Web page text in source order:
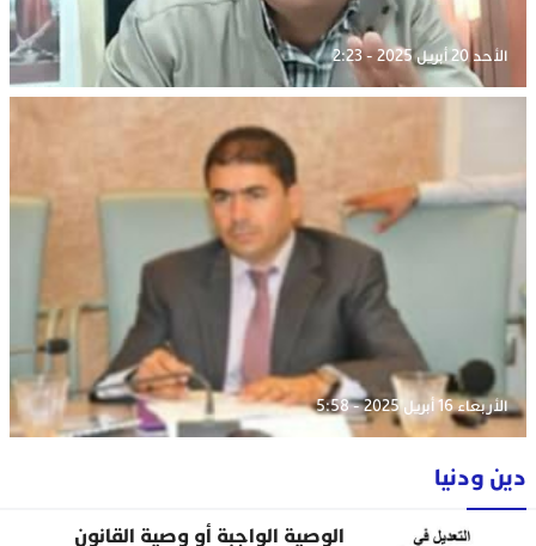
الأحد 20 أبريل 2025 - 2:23
الأربعاء 16 أبريل 2025 - 5:58
دين ودنيا
الوصية الواجبة أو وصية القانون